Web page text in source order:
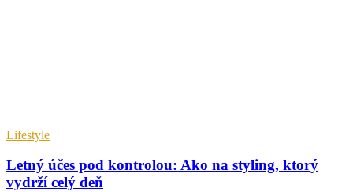
Lifestyle
Letný účes pod kontrolou: Ako na styling, ktorý
vydrží celý deň